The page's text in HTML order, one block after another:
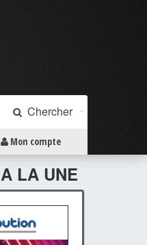
Chercher
Mon compte
A LA UNE